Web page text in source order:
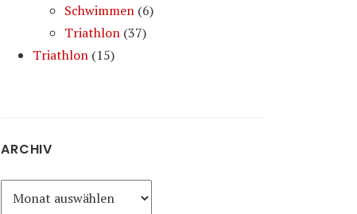
Schwimmen (6)
Triathlon (37)
Triathlon (15)
ARCHIV
Archiv